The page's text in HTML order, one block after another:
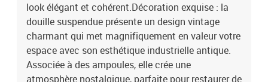
look élégant et cohérent.Décoration exquise : la
douille suspendue présente un design vintage
charmant qui met magnifiquement en valeur votre
espace avec son esthétique industrielle antique.
Associée à des ampoules, elle crée une
atmosphère nostalgique, parfaite pour restaurer de